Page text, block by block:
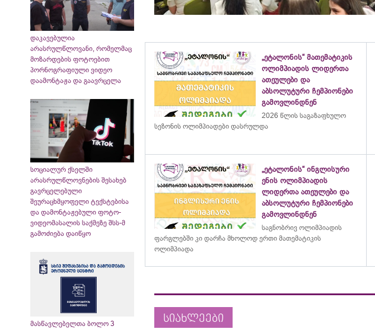
დაკავებულია
არასრულწლოვანი, რომელმაც
მოზარდების ფოტოებით
პორნოგრაფიული ვიდეო
დაამონტაჟა და გაავრცელა
სოციალურ ქსელში
არასრულწლოვნების შესახებ
გავრცელებული
შეურაცხმყოფელი ტექსტებისა
და დამონტაჟებული ფოტო-
ვიდეომასალის საქმეზე შსს-მ
გამოძიება დაიწყო
მასწავლებელთა ბოლო 3
„ეტალონის“ მათემატიკის
ოლიმპიადის ლიდერთა
ათეულები და
აბსოლუტური ჩემპიონები
გამოვლინდნენ
2026 წლის საგაზაფხულო
სეზონის ოლიმპიადები დასრულდა
„ეტალონის“ ინგლისური
ენის ოლიმპიადის
ლიდერთა ათეულები და
აბსოლუტური ჩემპიონები
გამოვლინდნენ
საგნობრივ ოლიმპიადის
ფარგლებში კი დარჩა მხოლოდ ერთი მათემატიკის
ოლიმპიადა
სიახლეები